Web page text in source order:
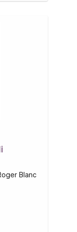
Blanc